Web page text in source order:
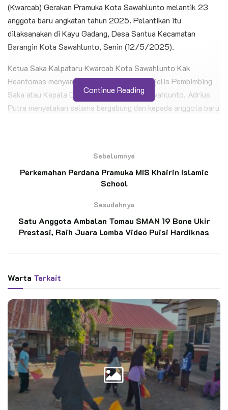
(Kwarcab) Gerakan Pramuka Kota Sawahlunto melantik 23
anggota baru angkatan tahun 2025. Pelantikan itu
dilaksanakan di Kayu Gadang, Desa Santua Kecamatan
Barangin Kota Sawahlunto, Senin (12/5/2025).
Ketua Saka Kalpataru Kwarcab Kota Sawahlunto Kak
Heantomas menyampaikan pesan Ketua Majelis Pembimbing
Saka atau Kepala Dinas PKP2LH Kota Sawahlunto, Adrius
Putra menyatakan selama bergabung dan kepada anggota baru
Langkah Pengabdian Penegak Ambalan Tomau,
Membina Penggalang SD Inpres 3/77 Masago
Menuju Prestasi
“ Mari bersama-sama berlatih dan sebagai anggota Saka
Kalpataru terus meningkatkan perannya sebagai pelopor
kebersihan dan lingkungan hidup dimulai dari diri sendiri,
kelompok dan masyarakat “ kata Kak Heantomas.
Lebih jauh Kak Heantomas berharap sebagai 23 anggota baru
Continue Reading
Sebelumnya
Perkemahan Perdana Pramuka MIS Khairin Islamic
School
Sesudahnya
Satu Anggota Ambalan Tomau SMAN 19 Bone Ukir
Prestasi, Raih Juara Lomba Video Puisi Hardiknas
Warta Terkait